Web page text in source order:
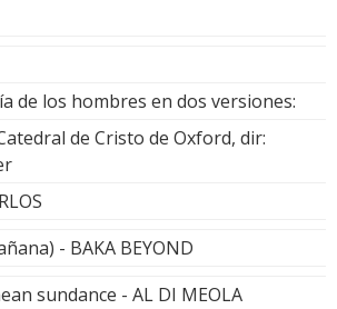
de los hombres en dos versiones:
de Cristo de Oxford, dir:
- BAKA BEYOND
sundance - AL DI MEOLA